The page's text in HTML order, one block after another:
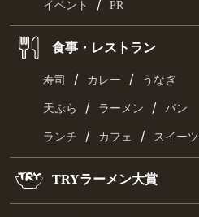
イベント / PR
食事・レストラン
寿司 / カレー / うなぎ
天ぷら / ラーメン / パン
ランチ / カフェ / スイーツ
TRYラーメン大賞